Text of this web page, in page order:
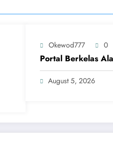
Okewod777 0
Portal Berkelas
August 5, 2026